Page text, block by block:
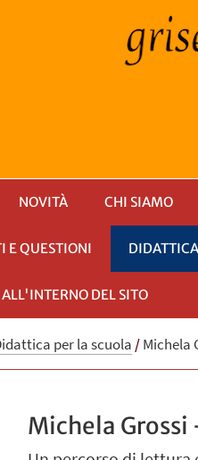
NOVITÀ CHI SIAMO
E QUESTIONI
DEL SITO
per la scuola /Michela
Michela